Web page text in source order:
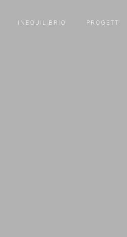
INEQUILIBRIO PROGETTI